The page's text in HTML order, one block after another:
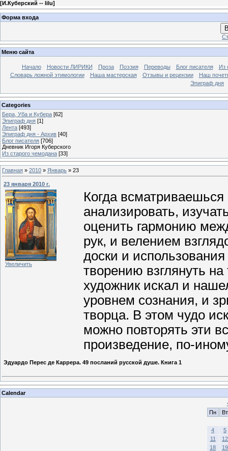
[И.Куберский -- lilu]
Форма входа
Меню сайта
Начало Новости ЛИРИКИ Проза Поэзия Переводы Блог писателя
Из
Словарь ложной этимологии
Наша мастерская Отзывы и рецензии
Наш
Эпиграф дня
Categories
Бера, Уба и Кубера [62]
Эпиграф дня [1]
Лента [493]
Эпиграф дня - Архив [40]
Блог писателя [706]
Дневник Игоря Куберского
Из старого чемодана [33]
Главная » 2010 » Январь » 23
23 января 2010 г.
Увеличить
Когда
анализировать,
оценить гармонию
рук, и велением
доски и
творению взглянуть
художник искал и
уровнем сознания, и
творца. В этом чудо
можно повторять эти
произведение, по-
Эдуардо Перес де Каррера. 49 посланий русской душе. Книга 1
Calendar
Пн
Вт
4
5
11
12
18
19